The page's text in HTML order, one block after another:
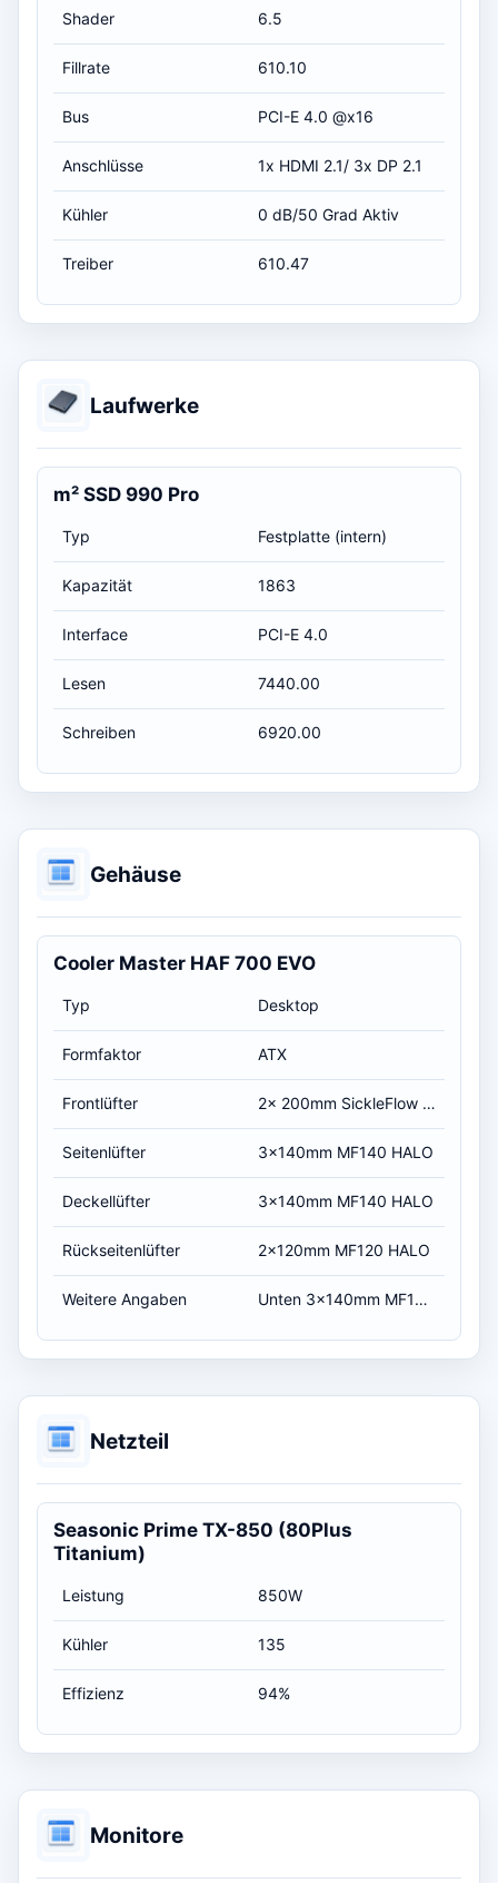
Shader 6.5
Fillrate 610.10
Bus PCI-E 4.0 @x16
Anschlüsse 1x HDMI 2.1/ 3x DP 2.1
Kühler 0 dB/50 Grad Aktiv
Treiber 610.47
Laufwerke
m² SSD 990 Pro
Typ Festplatte (intern)
Kapazität 1863
Interface PCI-E 4.0
Lesen 7440.00
Schreiben 6920.00
Gehäuse
Cooler Master HAF 700 EVO
Typ Desktop
Formfaktor ATX
Frontlüfter 2x 200mm SickleFlow No RGB
Seitenlüfter 3x140mm MF140 HALO
Deckellüfter 3x140mm MF140 HALO
Rückseitenlüfter 2x120mm MF120 HALO
Weitere Angaben Unten 3x140mm MF140 HALO
Netzteil
Seasonic Prime TX-850 (80Plus
Titanium)
Leistung 850W
Kühler 135
Effizienz 94%
Monitore